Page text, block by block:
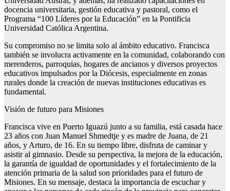
docencia universitaria, gestión educativa y pastoral, como el
Programa “100 Líderes por la Educación” en la Pontificia
Universidad Católica Argentina.
Su compromiso no se limita solo al ámbito educativo. Francisca
también se involucra activamente en la comunidad, colaborando con
merenderos, parroquias, hogares de ancianos y diversos proyectos
educativos impulsados por la Diócesis, especialmente en zonas
rurales donde la creación de nuevas instituciones educativas es
fundamental.
Visión de futuro para Misiones
Francisca vive en Puerto Iguazú junto a su familia, está casada hace
23 años con Juan Manuel Shmedtje y es madre de Juana, de 21
años, y Arturo, de 16. En su tiempo libre, disfruta de caminar y
asistir al gimnasio. Desde su perspectiva, la mejora de la educación,
la garantía de igualdad de oportunidades y el fortalecimiento de la
atención primaria de la salud son prioridades para el futuro de
Misiones. En su mensaje, destaca la importancia de escuchar y